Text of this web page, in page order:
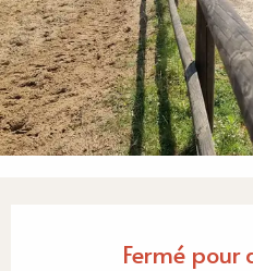
Fermé